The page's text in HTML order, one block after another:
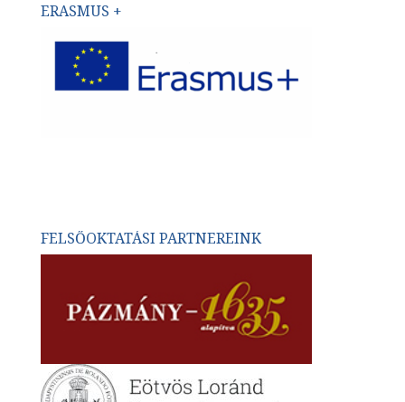
ERASMUS +
FELSŐOKTATÁSI PARTNEREINK